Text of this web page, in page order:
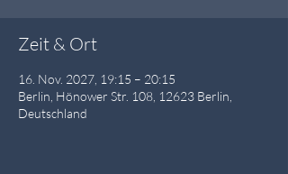
Zeit & Ort
16. Nov. 2027, 19:15 – 20:15
Berlin, Hönower Str. 108, 12623 Berlin,
Deutschland